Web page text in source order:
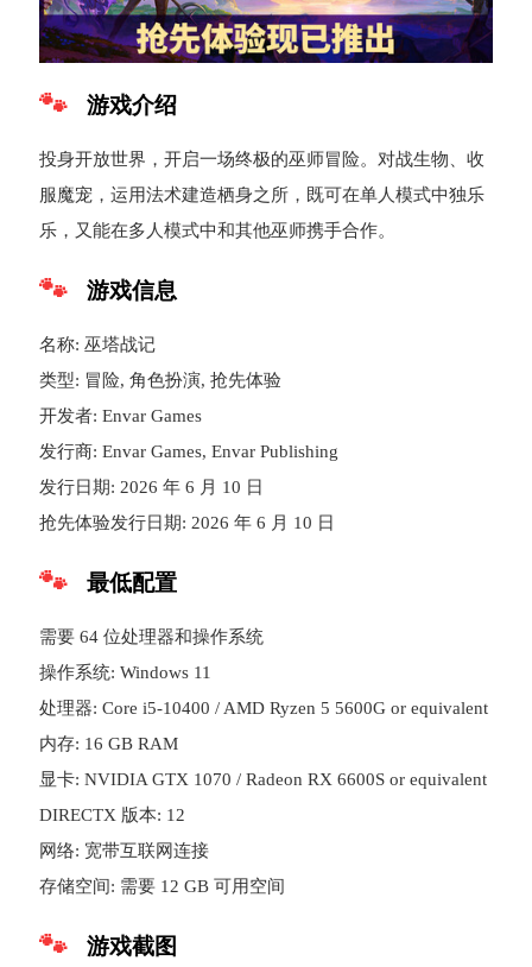
游戏介绍
投身开放世界，开启一场终极的巫师冒险。对战生物、收
服魔宠，运用法术建造栖身之所，既可在单人模式中独乐
乐，又能在多人模式中和其他巫师携手合作。
游戏信息
名称: 巫塔战记
类型: 冒险, 角色扮演, 抢先体验
开发者: Envar Games
发行商: Envar Games, Envar Publishing
发行日期: 2026 年 6 月 10 日
抢先体验发行日期: 2026 年 6 月 10 日
最低配置
需要 64 位处理器和操作系统
操作系统: Windows 11
处理器: Core i5-10400 / AMD Ryzen 5 5600G or equivalent
内存: 16 GB RAM
显卡: NVIDIA GTX 1070 / Radeon RX 6600S or equivalent
DIRECTX 版本: 12
网络: 宽带互联网连接
存储空间: 需要 12 GB 可用空间
游戏截图